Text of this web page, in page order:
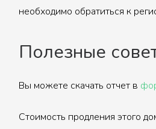
необходимо обратиться к
Полезные
Вы можете скачать отчет в
Стоимость продления этого